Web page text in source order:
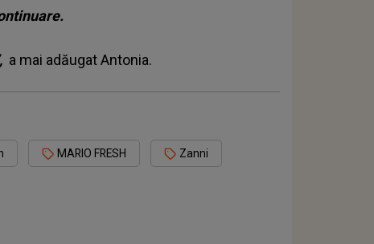
a mai adăugat Antonia.
MARIO FRESH Zanni